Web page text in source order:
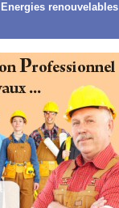
renouvelables